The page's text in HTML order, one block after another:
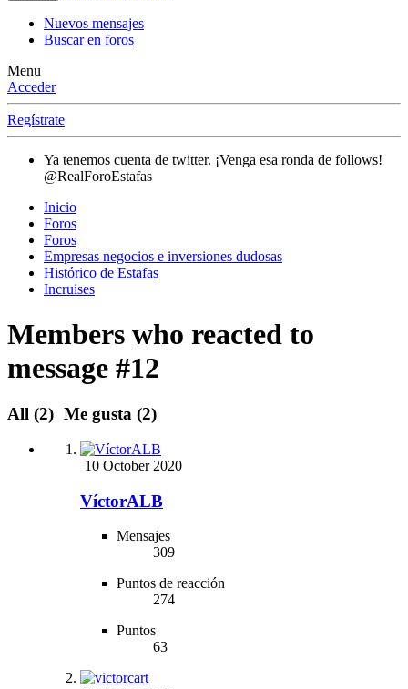
Nuevos mensajes
Buscar en foros
Menu
Acceder
Regístrate
Ya tenemos cuenta de twitter. ¡Venga esa ronda de follows!
@RealForoEstafas
Inicio
Foros
Foros
Empresas negocios e inversiones dudosas
Histórico de Estafas
Incruises
Members who reacted to
message #12
All (2) Me gusta (2)
10 October 2020
VíctorALB
Mensajes
309
Puntos de reacción
274
Puntos
63